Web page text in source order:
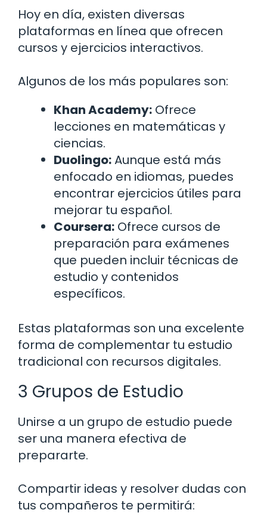
Hoy en día, existen diversas
plataformas en línea que ofrecen
cursos y ejercicios interactivos.
Algunos de los más populares son:
Khan Academy: Ofrece
lecciones en matemáticas y
ciencias.
Duolingo:Aunque está más
enfocado en idiomas, puedes
encontrar ejercicios útiles para
mejorar tu español.
Coursera: Ofrece cursos de
preparación para exámenes
que pueden incluir técnicas de
estudio y contenidos
específicos.
Estas plataformas son una excelente
forma de complementar tu estudio
tradicional con recursos digitales.
3 Grupos de Estudio
Unirse a un grupo de estudio puede
ser una manera efectiva de
prepararte.
Compartir ideas y resolver dudas con
tus compañeros te permitirá: